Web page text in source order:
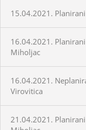
15.04.2021.
16.04.2021.
Miholjac
16.04.2021.
Virovitica
21.04.2021.